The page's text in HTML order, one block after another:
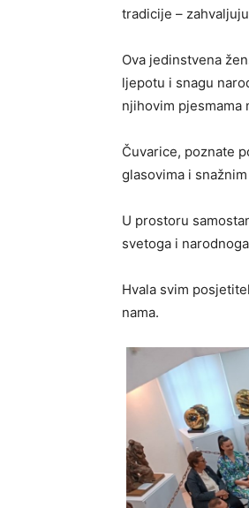
tradicije –
Ova jedinstvena
ljepotu i snagu
njihovim pjesmama
Čuvarice, poznate
glasovima i
U prostoru
svetoga i
Hvala svim
nama.